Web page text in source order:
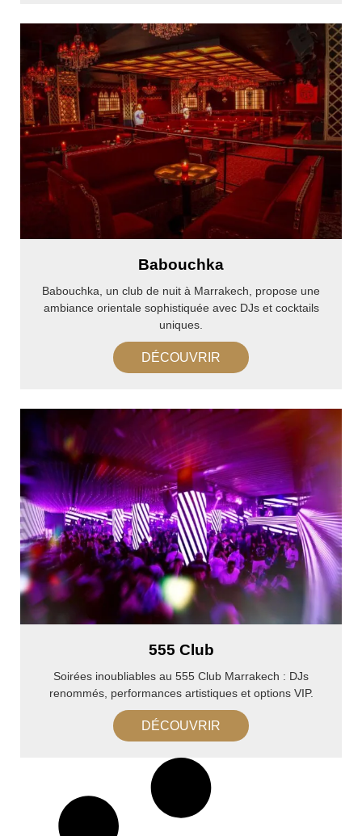
Babouchka
Babouchka, un club de nuit à Marrakech, propose une
ambiance orientale sophistiquée avec DJs et cocktails
uniques.
DÉCOUVRIR
555 Club
Soirées inoubliables au 555 Club Marrakech : DJs
renommés, performances artistiques et options VIP.
DÉCOUVRIR